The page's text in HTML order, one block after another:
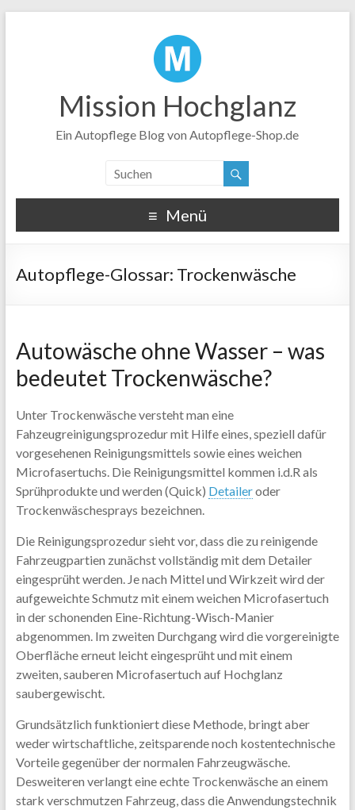
Mission Hochglanz
Ein Autopflege Blog von Autopflege-Shop.de
Menü
Trockenwäsche
Autowäsche ohne Wasser – was
bedeutet Trockenwäsche?
Unter Trockenwäsche versteht man eine
Fahzeugreinigungsprozedur mit Hilfe eines, speziell dafür
vorgesehenen Reinigungsmittels sowie eines weichen
Microfasertuchs. Die Reinigungsmittel kommen i.d.R als
Sprühprodukte und werden (Quick) Detaileroder
Trockenwäschesprays bezeichnen.
Die Reinigungsprozedur sieht vor, dass die zu reinigende
Fahrzeugpartien zunächst vollständig mit dem Detailer
eingesprüht werden. Je nach Mittel und Wirkzeit wird der
aufgeweichte Schmutz mit einem weichen Microfasertuch
in der schonenden Eine-Richtung-Wisch-Manier
abgenommen. Im zweiten Durchgang wird die vorgereinigte
Oberfläche erneut leicht eingesprüht und mit einem
zweiten, sauberen Microfasertuch auf Hochglanz
saubergewischt.
Grundsätzlich funktioniert diese Methode, bringt aber
weder wirtschaftliche, zeitsparende noch kostentechnische
Vorteile gegenüber der normalen Fahrzeugwäsche.
Desweiteren verlangt eine echte Trockenwäsche an einem
stark verschmutzen Fahrzeug, dass die Anwendungstechnik